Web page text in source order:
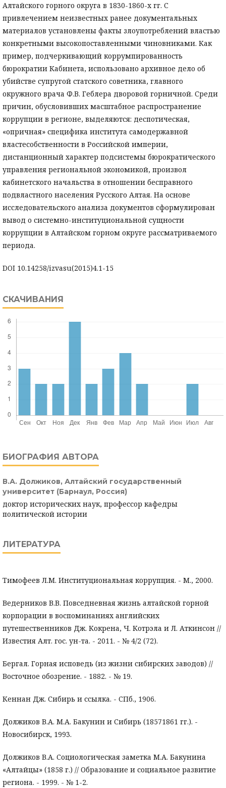
Алтайского горного округа в 1830-1860-х гг. С
привлечением неизвестных ранее документальных
материалов установлены факты злоупотреблений властью
конкретными высокопоставленными чиновниками. Как
пример, подчеркивающий коррумпированность
бюрократии Кабинета, использовано архивное дело об
убийстве супругой статского советника, главного
окружного врача Ф.В. Геблера дворовой горничной. Среди
причин, обусловивших масштабное распространение
коррупции в регионе, выделяются: деспотическая,
«опричная» специфика института самодержавной
властесобственности в Российской империи,
дистанционный характер подсистемы бюрократического
управления региональной экономикой, произвол
кабинетского начальства в отношении бесправного
подвластного населения Русского Алтая. На основе
исследовательского анализа документов сформулирован
вывод о системно-институциональной сущности
коррупции в Алтайском горном округе рассматриваемого
периода.
DOI 10.14258/izvasu(2015)4.1-15
СКАЧИВАНИЯ
БИОГРАФИЯ АВТОРА
В.А. Должиков, Алтайский государственный
университет (Барнаул, Россия)
доктор исторических наук, профессор кафедры
политической истории
ЛИТЕРАТУРА
Тимофеев Л.М. Институциональная коррупция. - М., 2000.
Ведерников В.В. Повседневная жизнь алтайской горной
корпорации в воспоминаниях английских
путешественников Дж. Кокрена, Ч. Котрэла и Л. Аткинсон //
Известия Алт. гос. ун-та. - 2011. - № 4/2 (72).
Бергал. Горная исповедь (из жизни сибирских заводов) //
Восточное обозрение. - 1882. - № 19.
Кеннан Дж. Сибирь и ссылка. - СПб., 1906.
Должиков В.А. М.А. Бакунин и Сибирь (18571861 гг.). -
Новосибирск, 1993.
Должиков В.А. Социологическая заметка М.А. Бакунина
«Алтайцы» (1858 г.) // Образование и социальное развитие
региона. - 1999. - № 1-2.